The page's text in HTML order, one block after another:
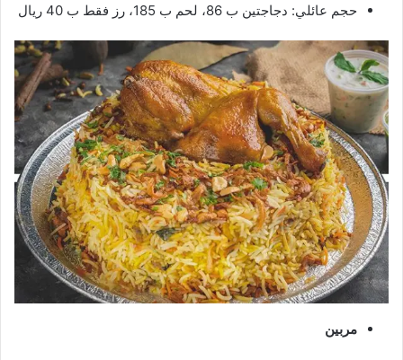
حجم عائلي: دجاجتين ب 86، لحم ب 185، رز فقط ب 40 ريال
مربين